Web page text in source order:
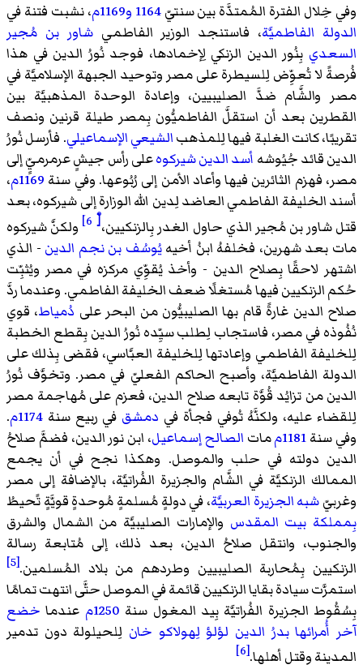
وفي خِلال الفترة المُمتدَّة بين سنتيّ1164 و1169م
، نشبت فتنة في
الدولة الفاطميَّة، فاستنجد الوزير الفاطميشاور بن مُجير
السعدي بِنُور الدين الزنكي لِإخمادها، فوجد نُورُ الدين في هذا
فُرصةً لا تُعوِّض لِلسيطرة على مصر وتوحيد الجبهة الإسلاميَّة في
مصر والشَّام ضدَّ الصليبيين، وإعادة الوحدة المذهبيَّة بين
القطرين بعد أن استقلَّ الفاطميُّون بِمصر طيلة قرنين ونصف
تقريبًا، كانت الغلبة فيها لِلمذهبالشيعي الإسماعيلي. فأرسل نُورُ
الدين قائد جُيُوشه أسد الدين شيركوهعلى رأس جيشٍ عرمرميٍّ إلى
مصر، فهزم الثائرين فيها وأعاد الأمن إلى رُبُوعها. وفي سنة 1169م ،
أسند الخليفة الفاطمي العاضد لِدين الله الوزارة إلى شيركوه، بعد
قتل شاور بن مُجير الذي حاول الغدر بِالزنكيين،[ْ 6]
ولكنَّ شيركوه
مات بعد شهرين، فخلفهُ ابنُ أخيهيُوسُف بن نجم الدين - الذي
اشتهر لاحقًا بِصلاح الدين - وأخذ يُقوِّي مركزه في مصر ويُثبِّت
حُكم الزنكيين فيها مُستغلًا ضعف الخليفة الفاطمي. وعندما ردَّ
صلاح الدين غارةً قام بها الصليبيُّون من البحر على دُمياط، قوي
نُفُوذه في مصر، فاستجاب لِطلب سيِّده نُورُ الدين بِقطع الخطبة
لِلخليفة الفاطمي وإعادتها لِلخليفة العبَّاسي، فقضى بِذلك على
الدولة الفاطميَّة، وأصبح الحاكم الفعليّ في مصر. وتخوَّف نُورُ
الدين من تزايُد قُوَّة تابعه صلاح الدين، فعزم على مُهاجمة مصر
لِلقضاء عليه، ولكنَّهُ تُوفي فجأة في دمشق في ربيع سنة 1174م .
وفي سنة1181م مات الصالح إسماعيل، ابن نور الدين، فضمَّ صلاحُ
الدين دولته في حلب والموصل. وهكذا نجح في أن يجمع
الممالك الزنكيَّة في الشَّام والجزيرة الفُراتيَّة، بالإضافة إلى مصر
وغربيّشبه الجزيرة العربيَّة، في دولةٍ مُسلمةٍ مُوحدةٍ قويَّةٍ تًحيطُ
بِمملكة بيت المقدس والإمارات الصليبيَّة من الشمال والشرق
والجنوب، وانتقل صلاحُ الدين، بعد ذلك، إلى مُتابعة رسالة
الزنكيين بِمُحاربة الصليبيين وطردهم من بلاد المُسلمين.[5]
استمرَّت سيادة بقايا الزنكيين قائمة في الموصل حتَّى انتهت تمامًا
بِسُقُوط الجزيرة الفُراتيَّة بِيد المغول سنة 1250م عندما خضع
آخر أُمرائها بدرُ الدين لؤلؤ لِهولاكو خان لِلحيلولة دون تدمير
المدينة وقتل أهلها.[6]